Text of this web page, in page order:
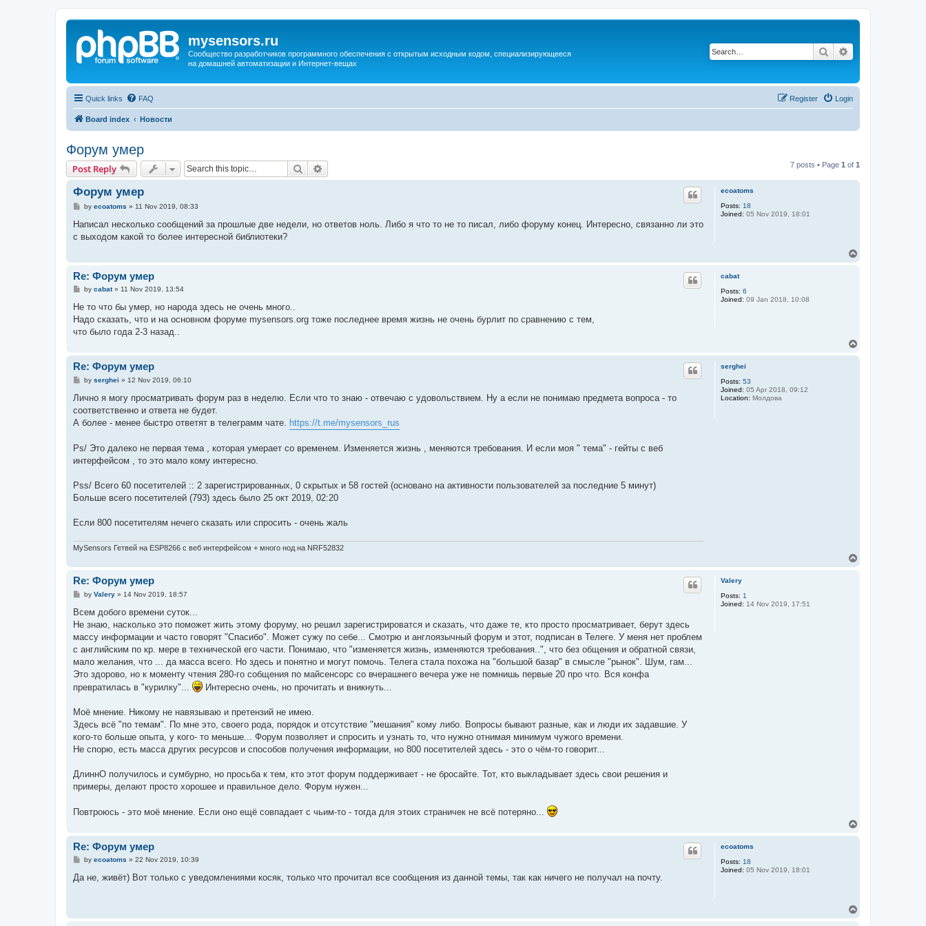
mysensors.ru
Сообщество разработчиков программного обеспечения с открытым исходным кодом, специализирующееся
на домашней автоматизации и Интернет-вещах
Search
Quick links FAQ Login
Register
Board index Новости
Форум умер
Post Reply Search 7 posts • Page 1 of 1
ecoatoms
Posts: 18
Joined: 05 Nov 2019, 18:01
Форум умер
P
s
by ecoatoms » 11 Nov 2019, 08:33
Написал несколько сообщений за прошлые две недели, но ответов ноль. Либо я что то не то писал, либо форуму конец. Интересно, связанно ли это
с выходом какой то более интересной библиотеки?
cabat
Posts: 6
Joined: 09 Jan 2018, 10:08
Re: Форум умер
P
s
by cabat» 11 Nov 2019, 13:54
Не то что бы умер, но народа здесь не очень много..
Надо сказать, что и на основном форуме mysensors.org тоже последнее время жизнь не очень бурлит по сравнению с тем,
что было года 2-3 назад..
serghei
Posts: 53
Joined: 05 Apr 2018, 09:12
Location: Молдова
Re: Форум умер
P
s
by serghei » 12 Nov 2019, 06:10
Лично я могу просматривать форум раз в неделю. Если что то знаю - отвечаю с удовольствием. Ну а если не понимаю предмета вопроса - то
соответственно и ответа не будет.
А более - менее быстро ответят в телеграмм чате. https://t.me/mysensors_rus
Ps/ Это далеко не первая тема , которая умерает со временем. Изменяется жизнь , меняются требования. И если моя " тема" - гейты с веб
интерфейсом , то это мало кому интересно.
Pss/ Всего 60 посетителей :: 2 зарегистрированных, 0 скрытых и 58 гостей (основано на активности пользователей за последние 5 минут)
Больше всего посетителей (793) здесь было 25 окт 2019, 02:20
Если 800 посетителям нечего сказать или спросить - очень жаль
MySensors Гетвей на ESP8266 с веб интерфейсом + много нод на NRF52832
Valery
Posts: 1
Joined: 14 Nov 2019, 17:51
Re: Форум умер
P
s
by Valery» 14 Nov 2019, 18:57
Всем добого времени суток...
Не знаю, насколько это поможет жить этому форуму, но решил зарегистрироватся и сказать, что даже те, кто просто просматривает, берут здесь
массу информации и часто говорят "Спасибо". Может сужу по себе... Смотрю и англоязычный форум и этот, подписан в Телеге. У меня нет проблем
с английским по кр. мере в технической его части. Понимаю, что "изменяется жизнь, изменяются требования..", что без общения и обратной связи,
мало желания, что ... да масса всего. Но здесь и понятно и могут помочь. Телега стала похожа на "большой базар" в смысле "рынок". Шум, гам...
Это здорово, но к моменту чтения 280-го собщения по майсенсорс со вчерашнего вечера уже не помнишь первые 20 про что. Вся конфа
превратилась в "курилку"...
Интересно очень, но прочитать и вникнуть...
Моё мнение. Никому не навязываю и претензий не имею.
Здесь всё "по темам". По мне это, своего рода, порядок и отсутствие "мешания" кому либо. Вопросы бывают разные, как и люди их задавшие. У
кого-то больше опыта, у кого- то меньше... Форум позволяет и спросить и узнать то, что нужно отнимая минимум чужого времени.
Не спорю, есть масса других ресурсов и способов получения информации, но 800 посетителей здесь - это о чём-то говорит...
ДлиннО получилось и сумбурно, но просьба к тем, кто этот форум поддерживает - не бросайте. Тот, кто выкладывает здесь свои решения и
примеры, делают просто хорошее и правильное дело. Форум нужен...
Повтроюсь - это моё мнение. Если оно ещё совпадает с чьим-то - тогда для этоих страничек не всё потеряно...
ecoatoms
Posts: 18
Joined: 05 Nov 2019, 18:01
Re: Форум умер
P
s
by ecoatoms » 22 Nov 2019, 10:39
Да не, живёт) Вот только с уведомлениями косяк, только что прочитал все сообщения из данной темы, так как ничего не получал на почту.